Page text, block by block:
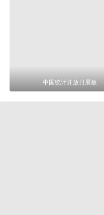
中国统计开放日展板